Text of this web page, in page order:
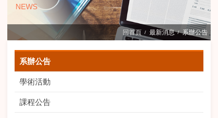
NEWS
回首頁 最新消息 系辦公告
系辦公告
學術活動
課程公告